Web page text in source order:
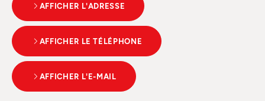
AFFICHER L'ADRESSE
AFFICHER LE TÉLÉPHONE
AFFICHER L'E-MAIL